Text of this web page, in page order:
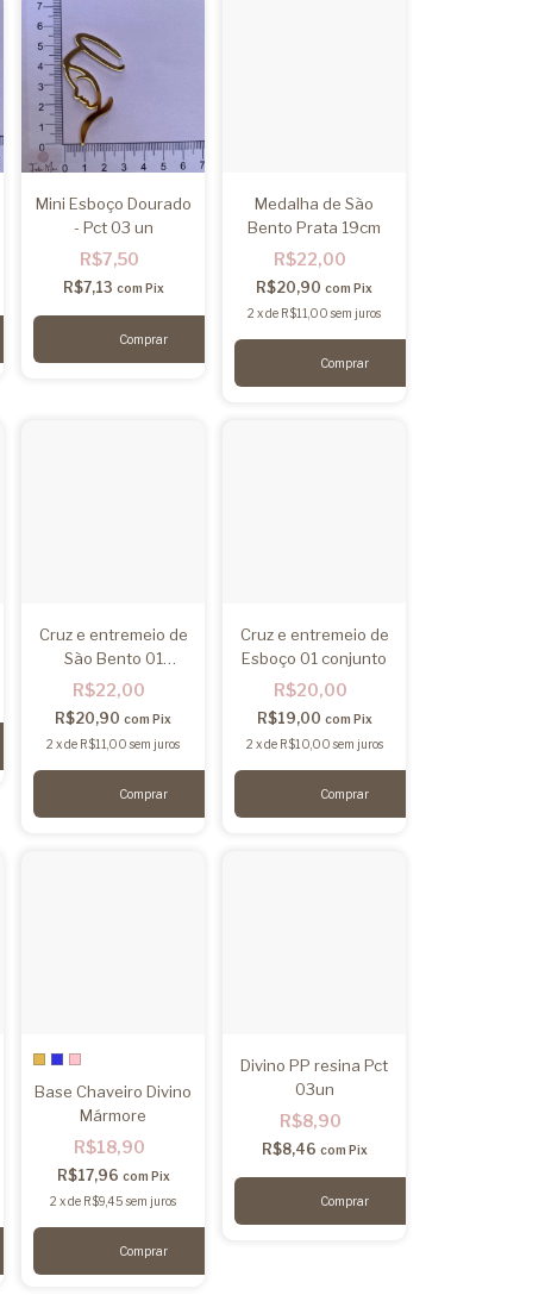
Mini Esboço Dourado
- Pct 03 un
R$7,50
R$7,13 com Pix
Medalha de São
Bento Prata 19cm
R$22,00
R$20,90 com Pix
2 xde R$11,00 sem juros
Cruz e entremeio de
São Bento 01
conjunto
R$22,00
R$20,90 com Pix
2 xde R$11,00 sem juros
Cruz e entremeio de
Esboço 01 conjunto
R$20,00
R$19,00 com Pix
2 xde R$10,00 sem juros
Base Chaveiro Divino
Mármore
R$18,90
R$17,96 com Pix
2 xde R$9,45 sem juros
Comprar
Divino PP resina Pct
03un
R$8,90
R$8,46 com Pix